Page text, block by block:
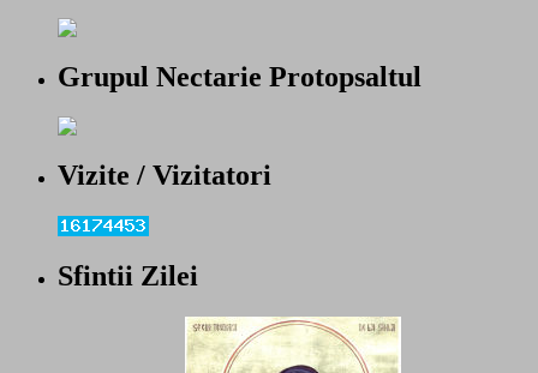
Grupul Nectarie Protopsaltul
Vizite / Vizitatori
Sfintii Zilei